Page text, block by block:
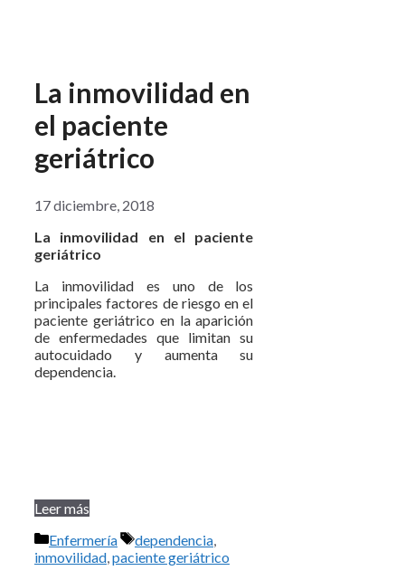
La inmovilidad en
el paciente
geriátrico
17 diciembre, 2018
La inmovilidad en el paciente
geriátrico
La inmovilidad es uno de los
principales factores de riesgo en el
paciente geriátrico en la aparición
de enfermedades que limitan su
autocuidado y aumenta su
dependencia.
Leer más
Categorías
Enfermería Etiquetas
dependencia
inmovilidad paciente geriátrico